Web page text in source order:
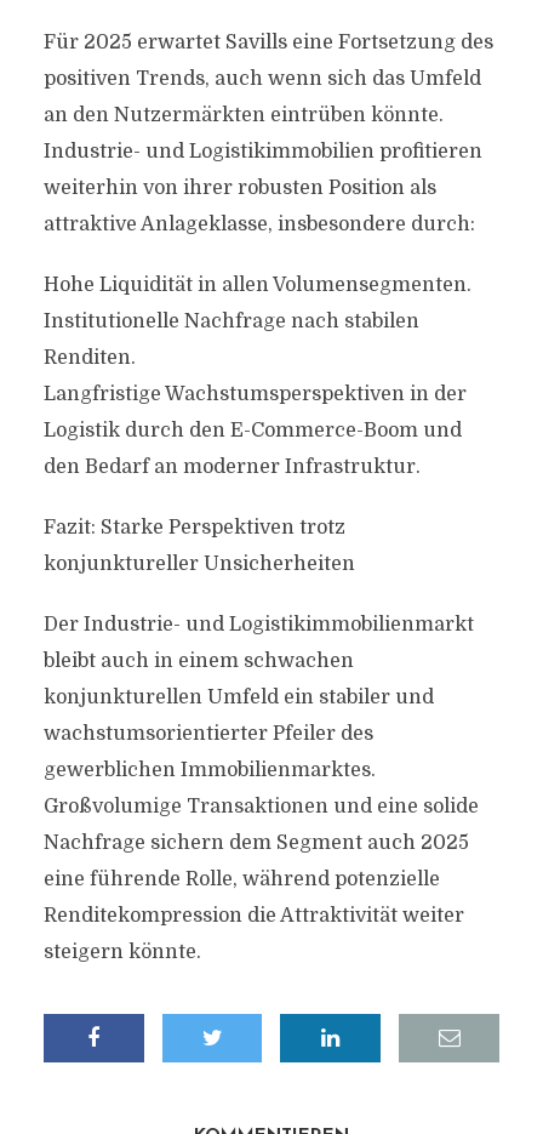
Für 2025 erwartet Savills eine Fortsetzung des
positiven Trends, auch wenn sich das Umfeld
an den Nutzermärkten eintrüben könnte.
Industrie- und Logistikimmobilien profitieren
weiterhin von ihrer robusten Position als
attraktive Anlageklasse, insbesondere durch:
Hohe Liquidität in allen Volumensegmenten.
Institutionelle Nachfrage nach stabilen
Renditen.
Langfristige Wachstumsperspektiven in der
Logistik durch den E-Commerce-Boom und
den Bedarf an moderner Infrastruktur.
Fazit: Starke Perspektiven trotz
konjunktureller Unsicherheiten
Der Industrie- und Logistikimmobilienmarkt
bleibt auch in einem schwachen
konjunkturellen Umfeld ein stabiler und
wachstumsorientierter Pfeiler des
gewerblichen Immobilienmarktes.
Großvolumige Transaktionen und eine solide
Nachfrage sichern dem Segment auch 2025
eine führende Rolle, während potenzielle
Renditekompression die Attraktivität weiter
steigern könnte.